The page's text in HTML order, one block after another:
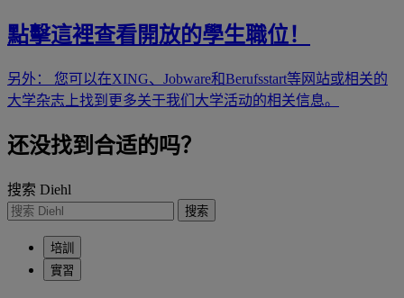
點擊這裡查看開放的學生職位！
另外： 您可以在XING、Jobware和Berufsstart等网站或相关的
大学杂志上找到更多关于我们大学活动的相关信息。
还没找到合适的吗？
搜索 Diehl
搜索
培訓
實習